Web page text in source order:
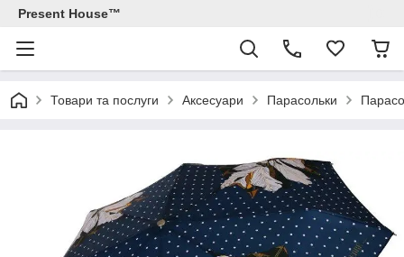
Present House™
Товари та послуги Аксесуари Парасольки